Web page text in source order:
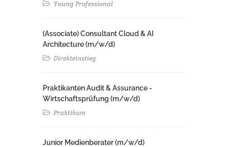
Young Professional
(Associate) Consultant Cloud & AI
Architecture (m/w/d)​ ​
Direkteinstieg
Praktikanten Audit & Assurance -
Wirtschaftsprüfung (m/w/d)
Praktikum
Junior Medienberater (m/w/d)